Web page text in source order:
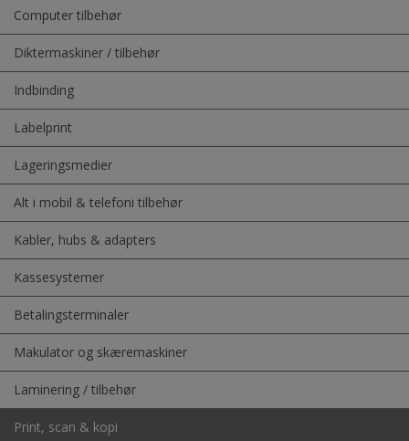
Computer tilbehør
Diktermaskiner / tilbehør
Indbinding
Labelprint
Lageringsmedier
Alt i mobil & telefoni tilbehør
Kabler, hubs & adapters
Kassesystemer
Betalingsterminaler
Makulator og skæremaskiner
Laminering / tilbehør
Print, scan & kopi